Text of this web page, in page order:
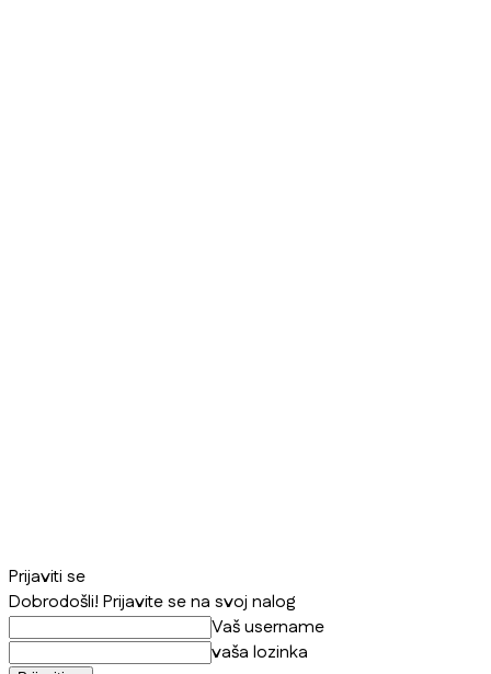
Prijaviti se
Dobrodošli! Prijavite se na svoj nalog
Vaš username
vaša lozinka